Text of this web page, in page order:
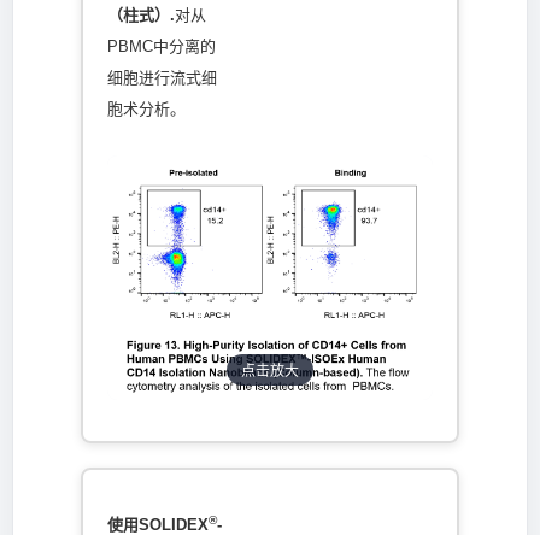
（柱式）.对从
PBMC中分离的
细胞进行流式细
胞术分析。
点击放大
使用SOLIDEX®-